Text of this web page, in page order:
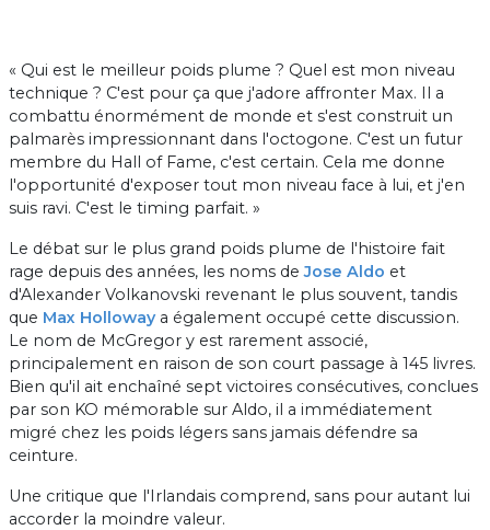
« Qui est le meilleur poids plume ? Quel est mon niveau
technique ? C'est pour ça que j'adore affronter Max. Il a
combattu énormément de monde et s'est construit un
palmarès impressionnant dans l'octogone. C'est un futur
membre du Hall of Fame, c'est certain. Cela me donne
l'opportunité d'exposer tout mon niveau face à lui, et j'en
suis ravi. C'est le timing parfait. »
Le débat sur le plus grand poids plume de l'histoire fait
rage depuis des années, les noms deJose Aldo et
d'Alexander Volkanovski revenant le plus souvent, tandis
que Max Hollowaya également occupé cette discussion.
Le nom de McGregor y est rarement associé,
principalement en raison de son court passage à 145 livres.
Bien qu'il ait enchaîné sept victoires consécutives, conclues
par son KO mémorable sur Aldo, il a immédiatement
migré chez les poids légers sans jamais défendre sa
ceinture.
Une critique que l'Irlandais comprend, sans pour autant lui
accorder la moindre valeur.